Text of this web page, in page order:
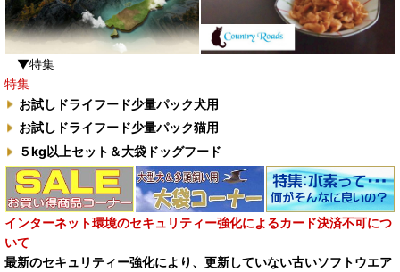
▼特集
特集
お試しドライフード少量パック犬用
お試しドライフード少量パック猫用
５kg以上セット＆大袋ドッグフード
インターネット環境のセキュリティー強化によるカード決済不可につ
いて
最新のセキュリティー強化により、更新していない古いソフトウエア